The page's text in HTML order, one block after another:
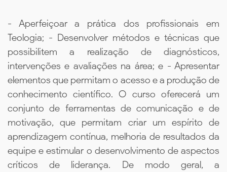
- Aperfeiçoar a prática dos profissionais em
Teologia; - Desenvolver métodos e técnicas que
possibilitem a realização de diagnósticos,
intervenções e avaliações na área; e - Apresentar
elementos que permitam o acesso e a produção de
conhecimento científico. O curso oferecerá um
conjunto de ferramentas de comunicação e de
motivação, que permitam criar um espírito de
aprendizagem contínua, melhoria de resultados da
equipe e estimular o desenvolvimento de aspectos
críticos de liderança. De modo geral, a